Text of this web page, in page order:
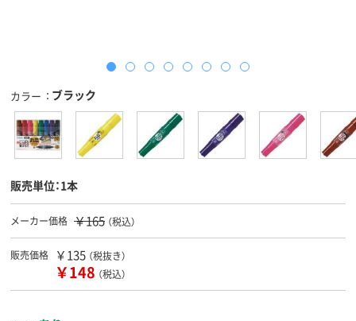
カラー ブラック
販売単位：1本
メーカー価格 ￥165 （税込）
販売価格 ￥135 （税抜き）
￥148 （税込）